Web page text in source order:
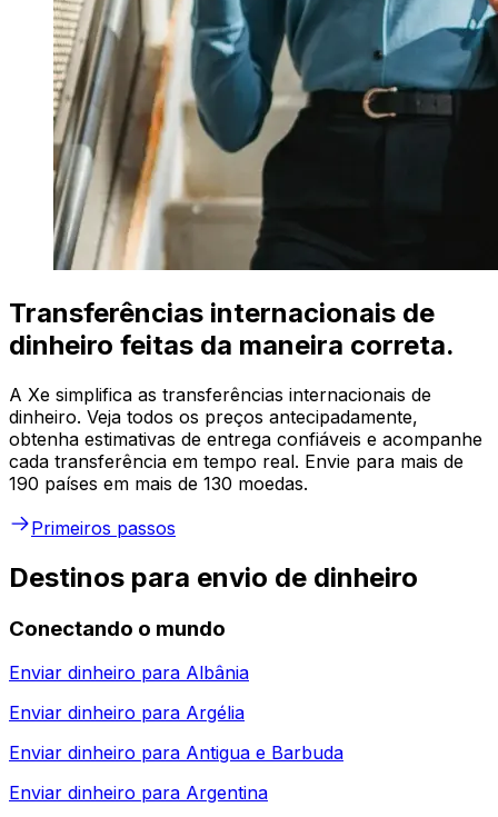
Transferências internacionais de
dinheiro feitas da maneira correta.
A Xe simplifica as transferências internacionais de
dinheiro. Veja todos os preços antecipadamente,
obtenha estimativas de entrega confiáveis e acompanhe
cada transferência em tempo real. Envie para mais de
190 países em mais de 130 moedas.
Primeiros passos
Destinos para envio de dinheiro
Conectando o mundo
Enviar dinheiro para Albânia
Enviar dinheiro para Argélia
Enviar dinheiro para Antigua e Barbuda
Enviar dinheiro para Argentina